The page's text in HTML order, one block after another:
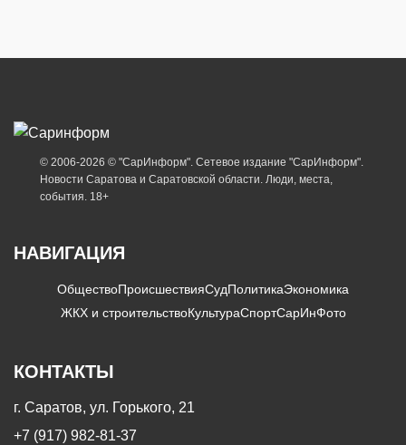
© 2006-2026 © "СарИнформ". Сетевое издание "СарИнформ".
Новости Саратова и Саратовской области. Люди, места,
события. 18+
НАВИГАЦИЯ
ОбществоПроисшествияСудПолитикаЭкономика
ЖКХ и строительствоКультураСпортСарИнФото
КОНТАКТЫ
г. Саратов, ул. Горького, 21
+7 (917) 982-81-37